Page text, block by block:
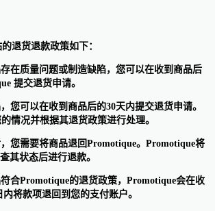
退货退款政策如下：
在质量问题或制造缺陷，您可以在收到商品后
提交退货申请。
您可以在收到商品后的30天内提交退货申请。
情况并根据其退货政策进行处理。
您需要将商品退回Promotique。Promotique将
其状态后进行退款。
合Promotique的退货政策，Promotique会在收
将款项退回到您的支付账户。